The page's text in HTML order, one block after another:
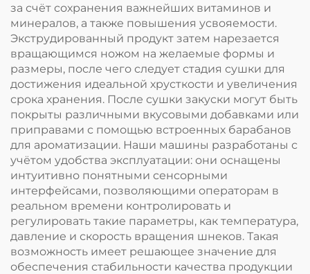
за счёт сохранения важнейших витаминов и
минералов, а также повышения усвояемости.
Экструдированный продукт затем нарезается
вращающимся ножом на желаемые формы и
размеры, после чего следует стадия сушки для
достижения идеальной хрусткости и увеличения
срока хранения. После сушки закуски могут быть
покрыты различными вкусовыми добавками или
приправами с помощью встроенных барабанов
для ароматизации. Наши машины разработаны с
учётом удобства эксплуатации: они оснащены
интуитивно понятными сенсорными
интерфейсами, позволяющими операторам в
реальном времени контролировать и
регулировать такие параметры, как температура,
давление и скорость вращения шнеков. Такая
возможность имеет решающее значение для
обеспечения стабильности качества продукции